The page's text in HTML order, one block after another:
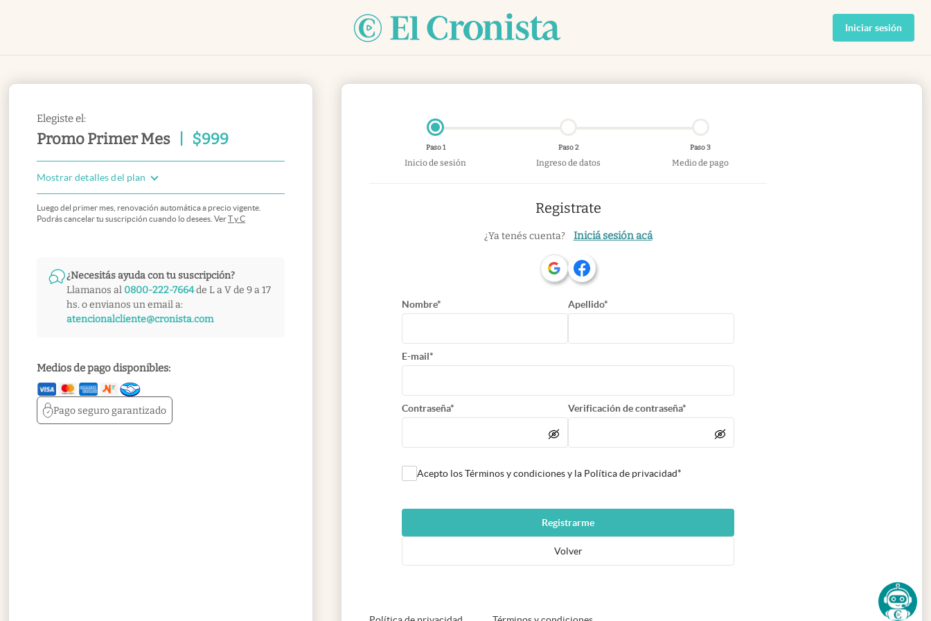
Iniciar sesión
Elegiste el:
Promo Primer Mes $999
Mostrar detalles del plan
Luego del primer mes, renovación automática a precio vigente.
Podrás cancelar tu suscripción cuando lo desees. VerT y C
¿Necesitás ayuda con tu suscripción?
Llamanos al 0800-222-7664de L a V de 9 a 17
hs. o envianos un email a:
atencionalcliente@cronista.com
Medios de pago disponibles:
Pago segurogarantizado
Paso 1
Inicio de sesión
Paso 2
Ingreso de datos
Paso 3
Medio de pago
Registrate
¿Ya tenés cuenta? Iniciá sesión acá
Nombre* Apellido*
E-mail*
Contraseña* Verificación de contraseña*
Acepto los Términos y condiciones y la Política de privacidad*
Registrarme
Volver